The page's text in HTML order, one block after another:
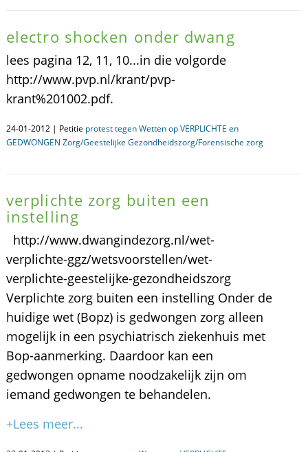
electro shocken onder dwang
lees pagina 12, 11, 10...in die volgorde
http://www.pvp.nl/krant/pvp-
krant%201002.pdf.
24-01-2012 | Petitie protest tegen Wetten op VERPLICHTE en
GEDWONGEN Zorg/Geestelijke Gezondheidszorg/Forensische zorg
verplichte zorg buiten een
instelling
http://www.dwangindezorg.nl/wet-
verplichte-ggz/wetsvoorstellen/wet-
verplichte-geestelijke-gezondheidszorg
Verplichte zorg buiten een instelling Onder de
huidige wet (Bopz) is gedwongen zorg alleen
mogelijk in een psychiatrisch ziekenhuis met
Bop-aanmerking. Daardoor kan een
gedwongen opname noodzakelijk zijn om
iemand gedwongen te behandelen.
+Lees meer...